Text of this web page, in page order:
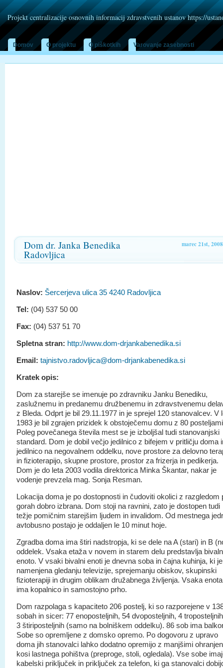
Projekt centralizacije osnovnih informacij zdravstvenih ustanov https://
Domov O projektu O piškotkih Varovanje zasebnosti
marec 21st, 2008
Dom dr. Janka Benedika
Radovljica
Naslov: Šercerjeva ulica 35 4240 Radovljica
Tel: (04) 537 50 00
Fax: (04) 537 51 70
Spletna stran: http://www.dom-drjankabenedika.si
Email: tajnistvo.radovljica@dom-drjankabenedika.si
Kratek opis:
Dom za starejše se imenuje po zdravniku Janku Benediku,
zaslužnemu in predanemu družbenemu in zdravstvenemu
z Bleda. Odprt je bil 29.11.1977 in je sprejel 120 stanovalcev. V
1983 je bil zgrajen prizidek k obstoječemu domu z 80
Poleg povečanega števila mest se je izboljšal tudi stanovanjski
standard. Dom je dobil večjo jedilnico z bifejem v pritličju doma
jedilnico na negovalnem oddelku, nove prostore za delovno
in fizioterapijo, skupne prostore, prostor za frizerja in pedikerja.
Dom je do leta 2003 vodila direktorica Minka Škantar, nakar je
vodenje prevzela mag. Sonja Resman.
Lokacija doma je po dostopnosti in čudoviti okolici z razgledom
gorah dobro izbrana. Dom stoji na ravnini, zato je dostopen tudi
težje pomičnim starejšim ljudem in invalidom. Od mestnega
avtobusno postajo je oddaljen le 10 minut hoje.
Zgradba doma ima štiri nadstropja, ki se dele na A (stari) in B
oddelek. Vsaka etaža v novem in starem delu predstavlja
enoto. V vsaki bivalni enoti je dnevna soba in čajna kuhinja, ki je
namenjena gledanju televizije, sprejemanju obiskov, skupinski
fizioterapiji in drugim oblikam družabnega življenja. Vsaka enota
ima kopalnico in samostojno prho.
Dom razpolaga s kapaciteto 206 postelj, ki so razporejene v
sobah in sicer: 77 enoposteljnih, 54 dvoposteljnih, 4
3 štiriposteljnih (samo na bolniškem oddelku). 86 sob ima
Sobe so opremljene z domsko opremo. Po dogovoru z upravo
doma jih stanovalci lahko dodatno opremijo z manjšimi
kosi lastnega pohištva (preproge, stoli, ogledala). Vse sobe
kabelski priključek in priključek za telefon, ki ga stanovalci